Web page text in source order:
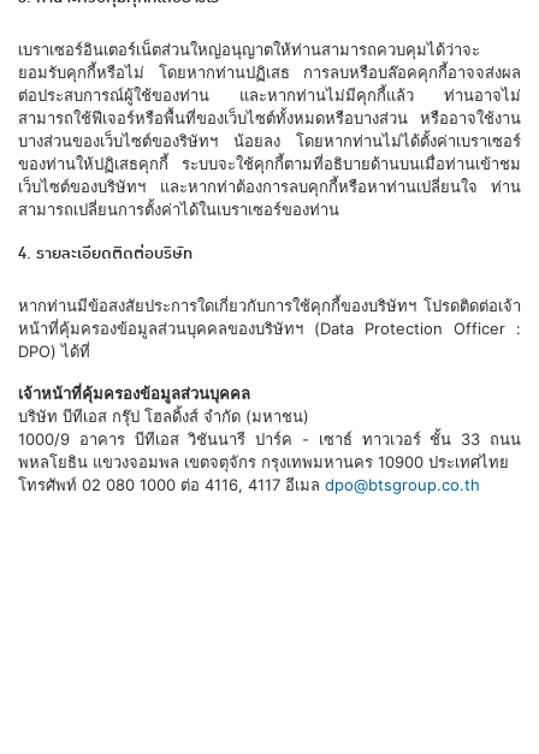
เบราเซอร์อินเตอร์เน็ตส่วนใหญ่อนุญาตให้ท่านสามารถควบคุมได้ว่าจะ
ยอมรับคุกกี้หรือไม่ โดยหากท่านปฏิเสธ การลบหรือบล๊อคคุกกี้อาจจส่งผล
ต่อประสบการณ์ผู้ใช้ของท่าน และหากท่านไม่มีคุกกี้แล้ว ท่านอาจไม่
สามารถใช้ฟีเจอร์หรือพื้นที่ของเว็บไซต์ทั้งหมดหรือบางส่วน หรืออาจใช้งาน
บางส่วนของเว็บไซต์ของริษัทฯ น้อยลง โดยหากท่านไม่ได้ตั้งค่าเบราเซอร์
ของท่านให้ปฏิเสธคุกกี้ ระบบจะใช้คุกกี้ตามที่อธิบายด้านบนเมื่อท่านเข้าชม
เว็บไซต์ของบริษัทฯ และหากท่าต้องการลบคุกกี้หรือหาท่านเปลี่ยนใจ ท่าน
สามารถเปลี่ยนการตั้งค่าได้ในเบราเซอร์ของท่าน
4. รายละเอียดติดต่อบริษัท
หากท่านมีข้อสงสัยประการใดเกี่ยวกับการใช้คุกกี้ของบริษัทฯ โปรดติดต่อเจ้า
หน้าที่คุ้มครองข้อมูลส่วนบุคคลของบริษัทฯ (Data Protection Officer :
DPO) ได้ที่
เจ้าหน้าที่คุ้มครองข้อมูลส่วนบุคคล
บริษัท บีทีเอส กรุ๊ป โฮลดิ้งส์ จำกัด (มหาชน)
1000/9 อาคาร บีทีเอส วิชันนารี ปาร์ค - เซาธ์ ทาวเวอร์ ชั้น 33 ถนน
พหลโยธิน แขวงจอมพล เขตจตุจักร กรุงเทพมหานคร 10900 ประเทศไทย
โทรศัพท์ 02 080 1000 ต่อ 4116, 4117 อีเมล dpo@btsgroup.co.th